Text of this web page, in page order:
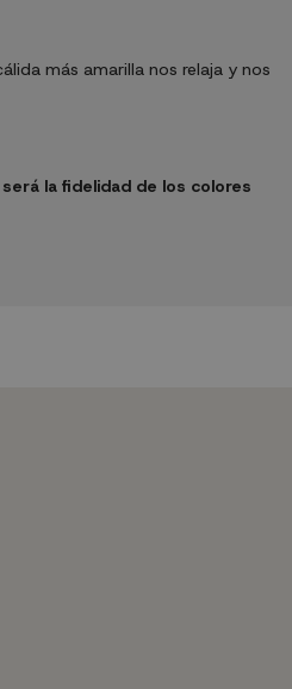
más amarilla nos relaja y nos
la fidelidad de los colores